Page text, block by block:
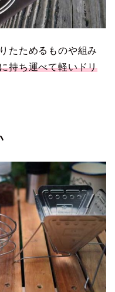
たためるものや組み
持ち運べて軽いドリ